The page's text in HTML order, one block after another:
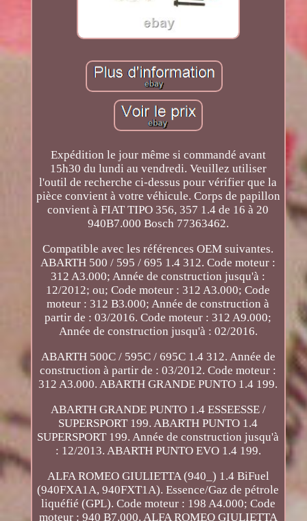
Expédition le jour même si commandé avant
15h30 du lundi au vendredi. Veuillez utiliser
l'outil de recherche ci-dessus pour vérifier que la
pièce convient à votre véhicule. Corps de papillon
convient à FIAT TIPO 356, 357 1.4 de 16 à 20
940B7.000 Bosch 77363462.
Compatible avec les références OEM suivantes.
ABARTH 500 / 595 / 695 1.4 312. Code moteur :
312 A3.000; Année de construction jusqu'à :
12/2012; ou; Code moteur : 312 A3.000; Code
moteur : 312 B3.000; Année de construction à
partir de : 03/2016. Code moteur : 312 A9.000;
Année de construction jusqu'à : 02/2016.
ABARTH 500C / 595C / 695C 1.4 312. Année de
construction à partir de : 03/2012. Code moteur :
312 A3.000. ABARTH GRANDE PUNTO 1.4 199.
ABARTH GRANDE PUNTO 1.4 ESSEESSE /
SUPERSPORT 199. ABARTH PUNTO 1.4
SUPERSPORT 199. Année de construction jusqu'à
: 12/2013. ABARTH PUNTO EVO 1.4 199.
ALFA ROMEO GIULIETTA (940_) 1.4 BiFuel
(940FXA1A, 940FXT1A). Essence/Gaz de pétrole
liquéfié (GPL). Code moteur : 198 A4.000; Code
moteur : 940 B7.000. ALFA ROMEO GIULIETTA